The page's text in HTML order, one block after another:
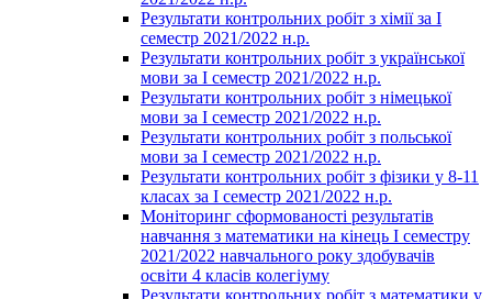
Результати контрольних робіт з хімії за І
семестр 2021/2022 н.р.
Результати контрольних робіт з української
мови за І семестр 2021/2022 н.р.
Результати контрольних робіт з німецької
мови за І семестр 2021/2022 н.р.
Результати контрольних робіт з польської
мови за І семестр 2021/2022 н.р.
Результати контрольних робіт з фізики у 8-11
класах за І семестр 2021/2022 н.р.
Моніторинг сформованості результатів
навчання з математики на кінець І семестру
2021/2022 навчального року здобувачів
освіти 4 класів колегіуму
Результати контрольних робіт з математики у